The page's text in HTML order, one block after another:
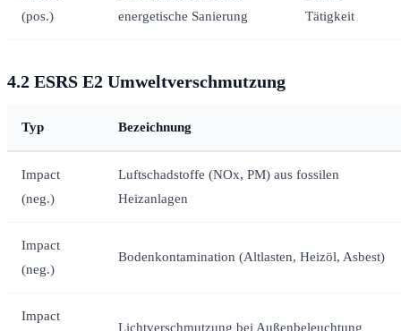
(pos.)
energetische Sanierung
Tätigkeit
4.2 ESRS E2 Umweltverschmutzung
Typ Bezeichnung
Impact
(neg.)
Luftschadstoffe (NOx, PM) aus fossilen
Heizanlagen
Impact
(neg.)
Bodenkontamination (Altlasten, Heizöl, Asbest)
Impact
Lichtverschmutzung bei Außenbeleuchtung